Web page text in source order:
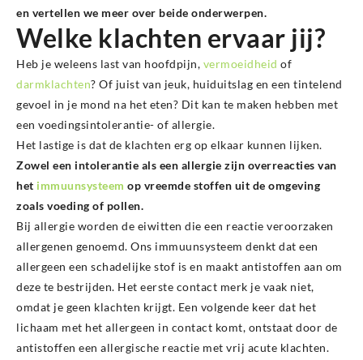
en vertellen we meer over beide onderwerpen.
Welke klachten ervaar jij?
Heb je weleens last van hoofdpijn, vermoeidheid of
darmklachten? Of juist van jeuk, huiduitslag en een tintelend
gevoel in je mond na het eten? Dit kan te maken hebben met
een voedingsintolerantie- of allergie.
Het lastige is dat de klachten erg op elkaar kunnen lijken.
Zowel een intolerantie als een allergie zijn overreacties van
het immuunsysteem op vreemde stoffen uit de omgeving
zoals voeding of pollen.
Bij allergie worden de eiwitten die een reactie veroorzaken
allergenen genoemd. Ons immuunsysteem denkt dat een
allergeen een schadelijke stof is en maakt antistoffen aan om
deze te bestrijden. Het eerste contact merk je vaak niet,
omdat je geen klachten krijgt. Een volgende keer dat het
lichaam met het allergeen in contact komt, ontstaat door de
antistoffen een allergische reactie met vrij acute klachten.